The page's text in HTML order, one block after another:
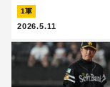
1軍
2026.5.11